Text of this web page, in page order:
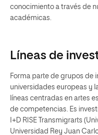
conocimiento a través de
académicas.
Líneas de
Forma parte de grupos de
universidades europeas y
líneas centradas en artes
de competencias. Es
I+D RISE Transmigrarts
Universidad Rey Juan